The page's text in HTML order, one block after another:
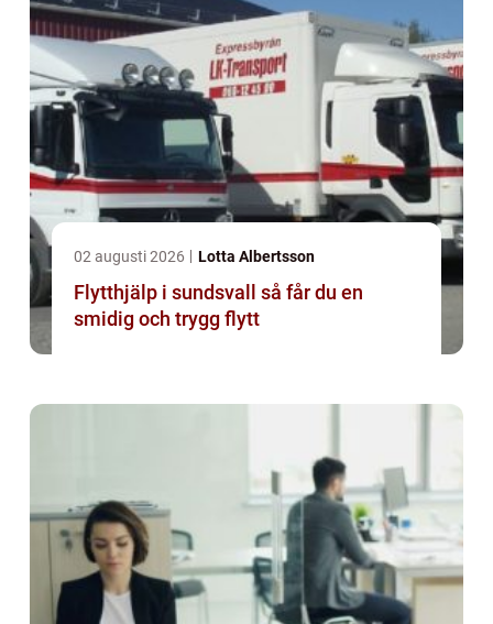
02 augusti 2026 Lotta Albertsson
Flytthjälp i sundsvall så får du en
smidig och trygg flytt